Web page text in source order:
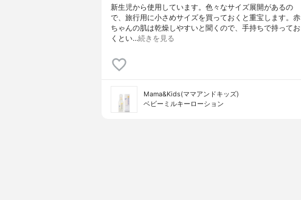
新生児から使用しています。色々なサイズ展開があるの
で、旅行用に小さめサイズを買っておくと重宝します。赤
ちゃんの肌は乾燥しやすいと聞くので、手持ちで持ってお
くとい…続きを見る
Mama&Kids(ママアンドキッズ)
ベビーミルキーローション